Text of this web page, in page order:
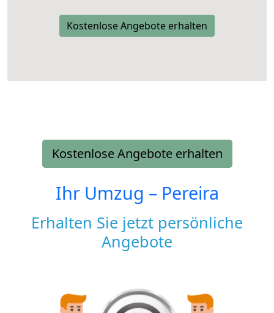
Kostenlose Angebote erhalten
Kostenlose Angebote erhalten
Ihr Umzug – Pereira
Erhalten Sie jetzt persönliche
Angebote